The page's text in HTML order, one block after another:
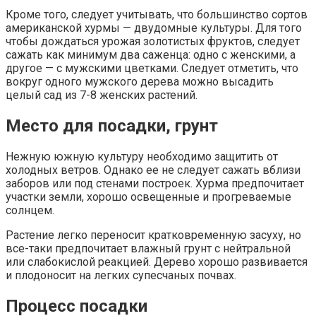
Кроме того, следует учитывать, что большинство сортов
американской хурмы — двудомные культуры. Для того
чтобы дождаться урожая золотистых фруктов, следует
сажать как минимум два саженца: одно с женскими, а
другое — с мужскими цветками. Следует отметить, что
вокруг одного мужского дерева можно высадить
целый сад из 7-8 женских растений.
Место для посадки, грунт
Нежную южную культуру необходимо защитить от
холодных ветров. Однако ее не следует сажать вблизи
заборов или под стенами построек. Хурма предпочитает
участки земли, хорошо освещенные и прогреваемые
солнцем.
Растение легко переносит кратковременную засуху, но
все-таки предпочитает влажный грунт с нейтральной
или слабокислой реакцией. Дерево хорошо развивается
и плодоносит на легких супесчаных почвах.
Процесс посадки